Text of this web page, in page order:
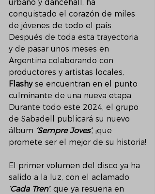
urbano y dancehall, ha
conquistado el corazón de miles
de jóvenes de todo el país.
Después de toda esta trayectoria
y de pasar unos meses en
Argentina colaborando con
productores y artistas locales,
Flashy se encuentran en el punto
culminante de una nueva etapa.
Durante todo este 2024, el grupo
de Sabadell publicará su nuevo
álbum ‘Sempre Joves’, ¡que
promete ser el mejor de su historia!
El primer volumen del disco ya ha
salido a la luz, con el aclamado
‘Cada Tren’, que ya resuena en